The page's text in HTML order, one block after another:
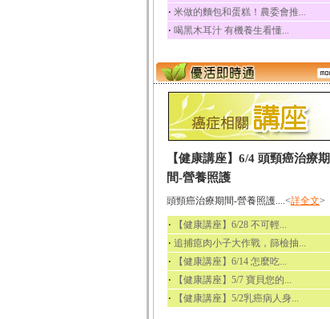
‧ 米做的麵包和蛋糕！農委會推...
‧ 喝黑木耳汁 有機養生看懂...
【健康講座】6/4 頭頸癌治療期
間-營養照護
頭頸癌治療期間-營養照護....<詳全文>
‧ 【健康講座】6/28 不可輕...
‧ 追捕瘜肉小子大作戰，篩檢抽...
‧ 【健康講座】6/14 怎麼吃...
‧ 【健康講座】5/7 寶貝您的...
‧ 【健康講座】5/2乳癌病人身...